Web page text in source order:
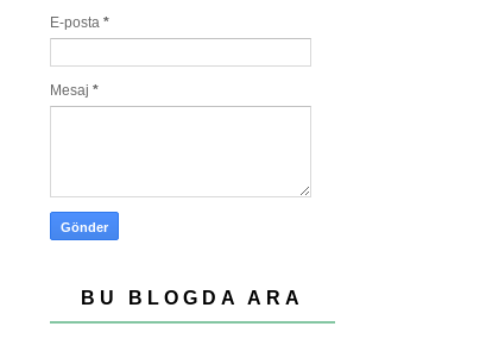
E-posta *
Mesaj *
BU BLOGDA ARA